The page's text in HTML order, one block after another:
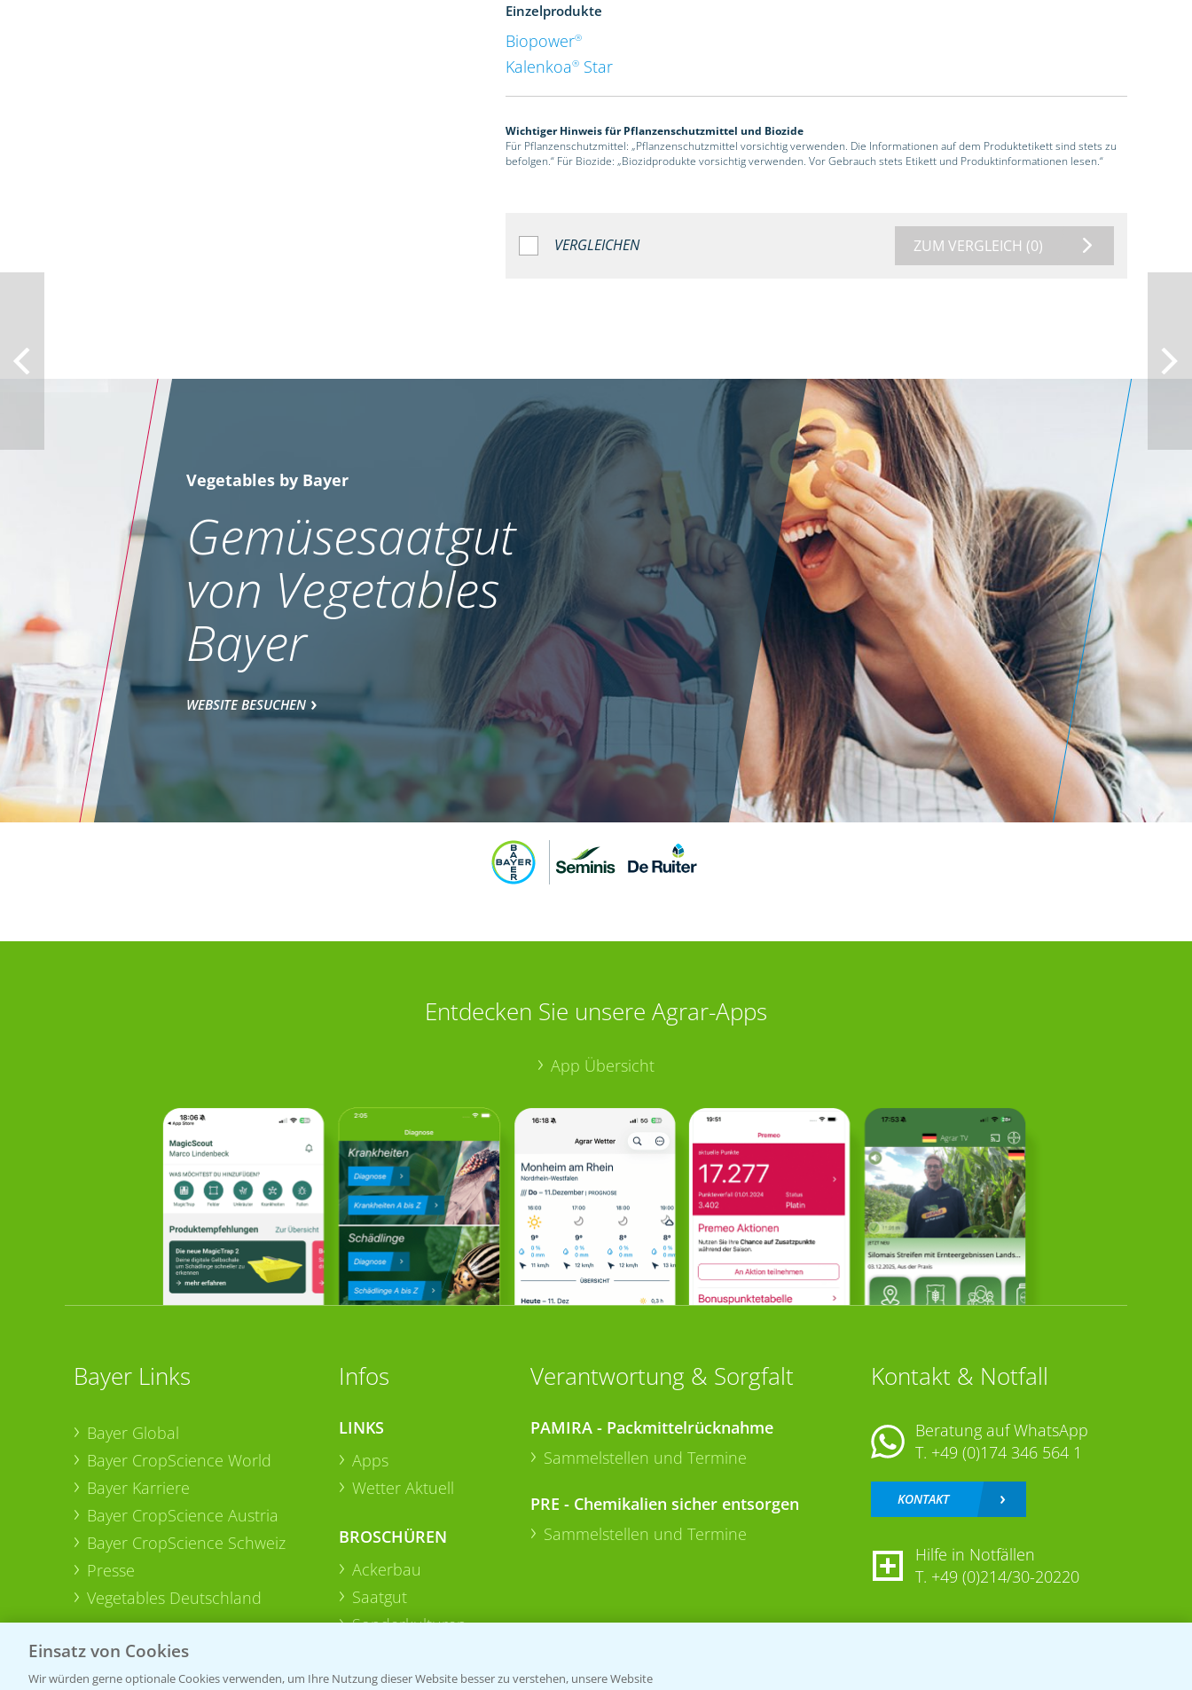
Einzelprodukte
Biopower®
Kalenkoa® Star
Wichtiger Hinweis für Pflanzenschutzmittel und Biozide
Für Pflanzenschutzmittel: „Pflanzenschutzmittel vorsichtig verwenden. Die Informationen auf dem Produktetikett sind stets zu
befolgen.“ Für Biozide: „Biozidprodukte vorsichtig verwenden. Vor Gebrauch stets Etikett und Produktinformationen lesen.“
VERGLEICHEN ZUM VERGLEICH (0)
Vegetables by Bayer
Gemüsesaatgut
von Vegetables
Bayer
WEBSITE BESUCHEN
Entdecken Sie unsere Agrar-Apps
App Übersicht
Bayer Links
Bayer Global
Bayer CropScience World
Bayer Karriere
Bayer CropScience Austria
Bayer CropScience Schweiz
Presse
Vegetables Deutschland
Infos
LINKS
Apps
Wetter Aktuell
BROSCHÜREN
Ackerbau
Saatgut
Sonderkulturen
Verantwortung & Sorgfalt
PAMIRA - Packmittelrücknahme
Sammelstellen und Termine
PRE - Chemikalien sicher entsorgen
Sammelstellen und Termine
Kontakt & Notfall
Beratung auf WhatsApp
T. +49 (0)174 346 564 1
KONTAKT
Hilfe in Notfällen
T. +49 (0)214/30-20220
Einsatz von Cookies
Wir würden gerne optionale Cookies verwenden, um Ihre Nutzung dieser Website besser zu verstehen, unsere Website